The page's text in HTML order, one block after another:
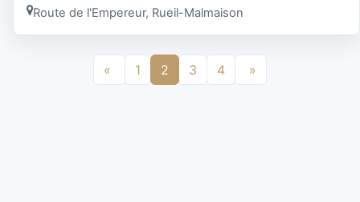
Route de l'Empereur, Rueil-Malmaison
« 1 2 3 4 »